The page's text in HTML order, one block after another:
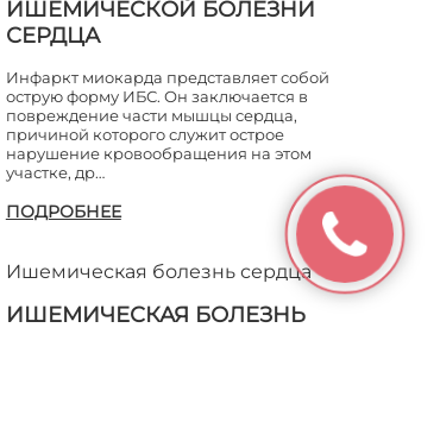
ЧЕМ ОПАСНА ИШЕМИЧЕСКАЯ
БОЛЕЗНЬ СЕРДЦА
ИШЕМИЧЕСКОЙ БОЛЕЗНИ
СЕРДЦА
Инфаркт миокарда представляет собой
острую форму ИБС. Он заключается в
повреждение части мышцы сердца,
причиной которого служит острое
нарушение кровообращения на этом
участке, др…
ПОДРОБНЕЕ
Ишемическая болезнь сердца
ИШЕМИЧЕСКАЯ БОЛЕЗНЬ